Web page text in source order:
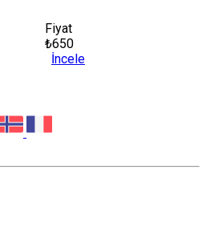
Fiyat
₺650
İncele